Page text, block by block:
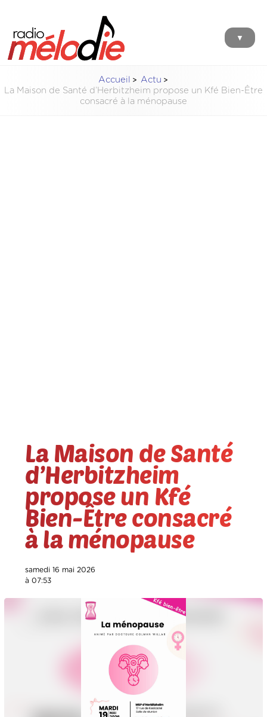
▼
Accueil
Actu
La Maison de Santé d’Herbitzheim propose un Kfé Bien-Être
consacré à la ménopause
La Maison de Santé
d’Herbitzheim
propose un Kfé
Bien-Être consacré
à la ménopause
samedi 16 mai 2026
à 07:53